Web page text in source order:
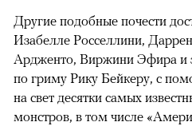
Другие подобные почести
Изабелле Росселлини,
Ардженто, Виржини Эфира и
по гриму Рику Бейкеру, с
на свет десятки самых
монстров, в том числе